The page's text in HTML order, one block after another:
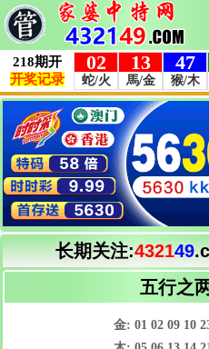
长期关注:432149